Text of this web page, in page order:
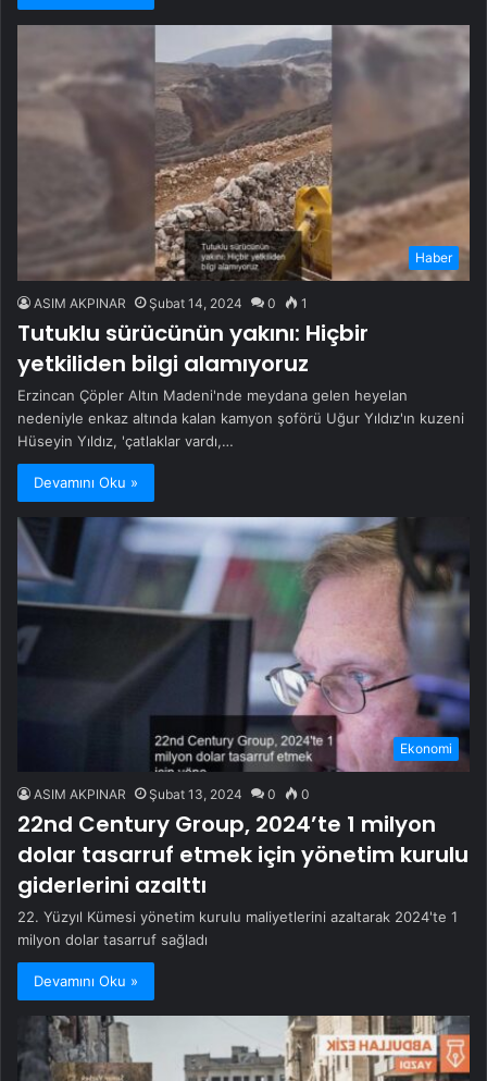
Haber
ASIM AKPINAR Şubat 14, 2024 0 1
Tutuklu sürücünün yakını: Hiçbir
yetkiliden bilgi alamıyoruz
Erzincan Çöpler Altın Madeni'nde meydana gelen heyelan
nedeniyle enkaz altında kalan kamyon şoförü Uğur Yıldız'ın kuzeni
Hüseyin Yıldız, 'çatlaklar vardı,…
Devamını Oku »
Ekonomi
ASIM AKPINAR Şubat 13, 2024 0 0
22nd Century Group, 2024’te 1 milyon
dolar tasarruf etmek için yönetim kurulu
giderlerini azalttı
22. Yüzyıl Kümesi yönetim kurulu maliyetlerini azaltarak 2024'te 1
milyon dolar tasarruf sağladı
Devamını Oku »